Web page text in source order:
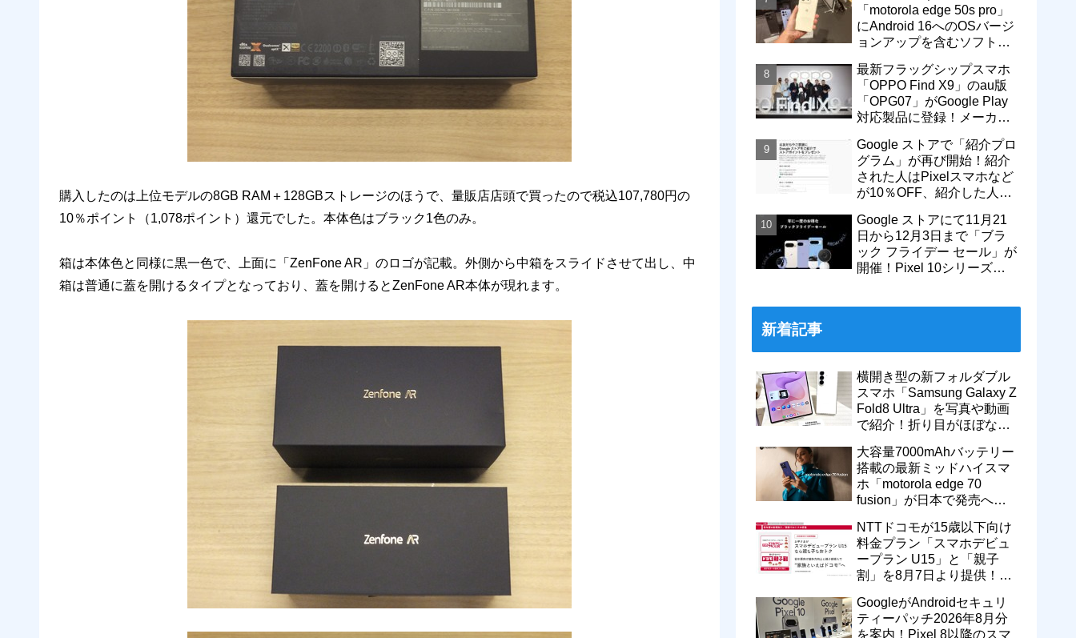
購入したのは上位モデルの8GB RAM＋128GBストレージのほうで、量販店店頭で買ったので税込107,780円の
10％ポイント（1,078ポイント）還元でした。本体色はブラック1色のみ。
箱は本体色と同様に黒一色で、上面に「ZenFone AR」のロゴが記載。外側から中箱をスライドさせて出し、中
箱は普通に蓋を開けるタイプとなっており、蓋を開けるとZenFone AR本体が現れます。
「motorola edge 50s pro」
にAndroid 16へのOSバージ
ョンアップを含むソフトウ
最新フラッグシップスマホ
「OPPO Find X9」のau版
「OPG07」がGoogle Play
対応製品に登録！メーカー
売へ
Google ストアで「紹介プロ
グラム」が再び開始！紹介
された人はPixelスマホなど
が10％OFF、紹介した人は
ト付与
Google ストアにて11月21
日から12月3日まで「ブラ
ック フライデー セール」が
開催！Pixel 10シリーズや
新着記事
横開き型の新フォルダブル
スマホ「Samsung Galaxy Z
Fold8 Ultra」を写真や動画
で紹介！折り目がほぼない
ト】
大容量7000mAhバッテリー
搭載の最新ミッドハイスマ
ホ「motorola edge 70
fusion」が日本で発売へ！
過
NTTドコモが15歳以下向け
料金プラン「スマホデビュ
ープラン U15」と「親子
割」を8月7日より提供！親
550円割引に
GoogleがAndroidセキュリ
ティーパッチ2026年8月分
を案内！Pixel 8以降のスマ